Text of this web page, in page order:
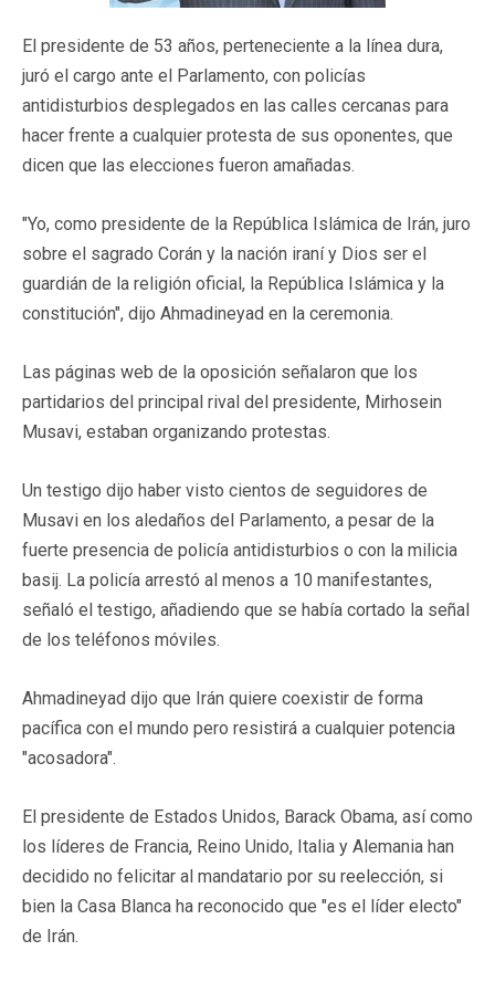
El presidente de 53 años, perteneciente a la línea dura,
juró el cargo ante el Parlamento, con policías
antidisturbios desplegados en las calles cercanas para
hacer frente a cualquier protesta de sus oponentes, que
dicen que las elecciones fueron amañadas.
"Yo, como presidente de la República Islámica de Irán, juro
sobre el sagrado Corán y la nación iraní y Dios ser el
guardián de la religión oficial, la República Islámica y la
constitución", dijo Ahmadineyad en la ceremonia.
Las páginas web de la oposición señalaron que los
partidarios del principal rival del presidente, Mirhosein
Musavi, estaban organizando protestas.
Un testigo dijo haber visto cientos de seguidores de
Musavi en los aledaños del Parlamento, a pesar de la
fuerte presencia de policía antidisturbios o con la milicia
basij. La policía arrestó al menos a 10 manifestantes,
señaló el testigo, añadiendo que se había cortado la señal
de los teléfonos móviles.
Ahmadineyad dijo que Irán quiere coexistir de forma
pacífica con el mundo pero resistirá a cualquier potencia
"acosadora".
El presidente de Estados Unidos, Barack Obama, así como
los líderes de Francia, Reino Unido, Italia y Alemania han
decidido no felicitar al mandatario por su reelección, si
bien la Casa Blanca ha reconocido que "es el líder electo"
de Irán.